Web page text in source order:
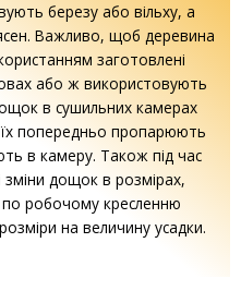
березу або вільху, а
Важливо, щоб деревина
заготовлені
або ж використовують
в сушильних камерах
їх попередньо пропарюють
в камеру. Також під час
зміни дощок в розмірах,
по робочому кресленню
на величину усадки.